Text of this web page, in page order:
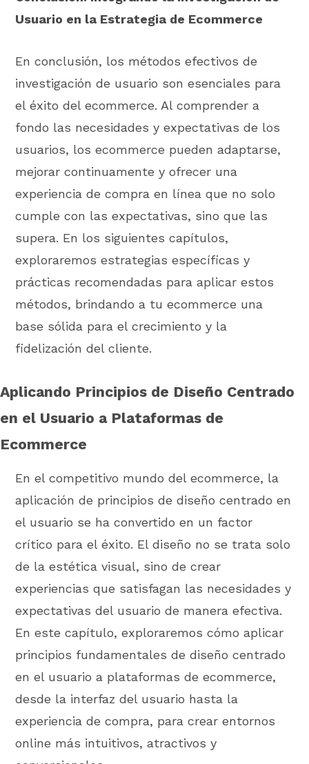
Usuario en la Estrategia de Ecommerce
En conclusión, los métodos efectivos de
investigación de usuario son esenciales para
el éxito del ecommerce. Al comprender a
fondo las necesidades y expectativas de los
usuarios, los ecommerce pueden adaptarse,
mejorar continuamente y ofrecer una
experiencia de compra en línea que no solo
cumple con las expectativas, sino que las
supera. En los siguientes capítulos,
exploraremos estrategias específicas y
prácticas recomendadas para aplicar estos
métodos, brindando a tu ecommerce una
base sólida para el crecimiento y la
fidelización del cliente.
Aplicando Principios de Diseño Centrado
en el Usuario a Plataformas de
Ecommerce
En el competitivo mundo del ecommerce, la
aplicación de principios de diseño centrado en
el usuario se ha convertido en un factor
crítico para el éxito. El diseño no se trata solo
de la estética visual, sino de crear
experiencias que satisfagan las necesidades y
expectativas del usuario de manera efectiva.
En este capítulo, exploraremos cómo aplicar
principios fundamentales de diseño centrado
en el usuario a plataformas de ecommerce,
desde la interfaz del usuario hasta la
experiencia de compra, para crear entornos
online más intuitivos, atractivos y